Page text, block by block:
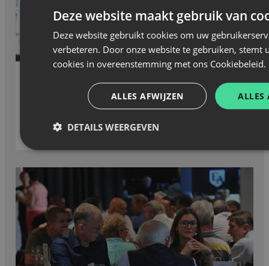
05 augustus 2026
Wambeke
Deze website maakt gebruik van
Deze website gebruikt cookies om uw
verbeteren. Door onze website te gebruiken, stemt
cookies in overeenstemming met ons Cookiebeleid.
ALLES
ALLES AFWIJZEN
DETAILS WEERGEVEN